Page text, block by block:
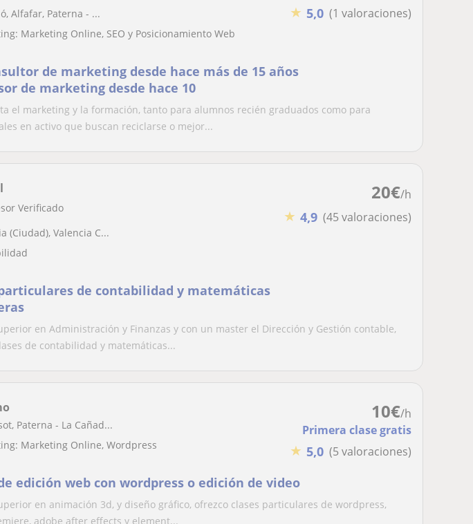
★ 5,0 (1 valoraciones)
Alfafar, Paterna - ...
Marketing Online, SEO y Posicionamiento Web
de marketing desde hace más de 15 años
de marketing desde hace 10
el marketing y la formación, tanto para alumnos recién graduados como para
en activo que buscan reciclarse o mejor...
20€/h
★ 4,9 (45 valoraciones)
Verificado
(Ciudad), Valencia C...
de contabilidad y matemáticas
en Administración y Finanzas y con un master el Dirección y Gestión contable,
de contabilidad y matemáticas...
10€/h
Primera clase gratis
★ 5,0 (5 valoraciones)
Paterna - La Cañad...
Marketing Online, Wordpress
edición web con wordpress o edición de video
en animación 3d, y diseño gráfico, ofrezco clases particulares de wordpress,
adobe after effects y element...